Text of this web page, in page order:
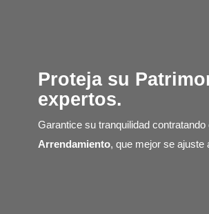
Proteja su
expertos.
Garantice su tranquilidad
Arrendamiento, que mejor se ajuste